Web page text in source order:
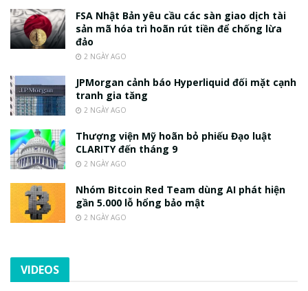
FSA Nhật Bản yêu cầu các sàn giao dịch tài
sản mã hóa trì hoãn rút tiền để chống lừa
đảo
2 NGÀY AGO
JPMorgan cảnh báo Hyperliquid đối mặt cạnh
tranh gia tăng
2 NGÀY AGO
Thượng viện Mỹ hoãn bỏ phiếu Đạo luật
CLARITY đến tháng 9
2 NGÀY AGO
Nhóm Bitcoin Red Team dùng AI phát hiện
gần 5.000 lỗ hổng bảo mật
2 NGÀY AGO
VIDEOS